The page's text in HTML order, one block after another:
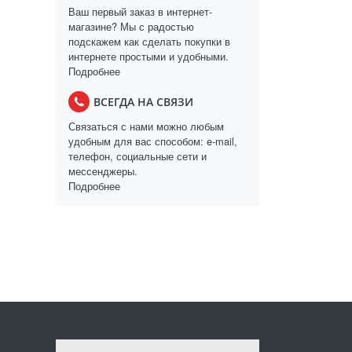
Ваш первый заказ в интернет-
магазине? Мы с радостью
подскажем как сделать покупки в
интернете простыми и удобными.
Подробнее
ВСЕГДА НА СВЯЗИ
Связаться с нами можно любым
удобным для вас способом: e-mail,
телефон, социальные сети и
мессенджеры.
Подробнее